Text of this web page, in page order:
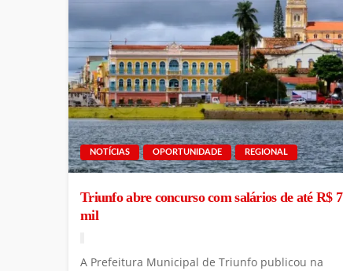
NOTÍCIAS OPORTUNIDADE REGIONAL
Triunfo abre concurso com salários de até R$ 7
mil
A Prefeitura Municipal de Triunfo publicou na